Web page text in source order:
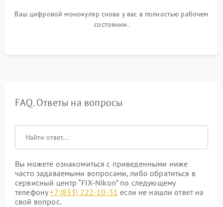
Ваш цифровой монокуляр снова у вас в полностью рабочем
состоянии.
FAQ. Ответы на вопросы
Вы можете ознакомиться с приведенными ниже
часто задаваемыми вопросами, либо обратиться в
сервисный центр “FIX-Nikon” по следующему
телефону+7 (833) 222-10-31 если не нашли ответ на
свой вопрос.